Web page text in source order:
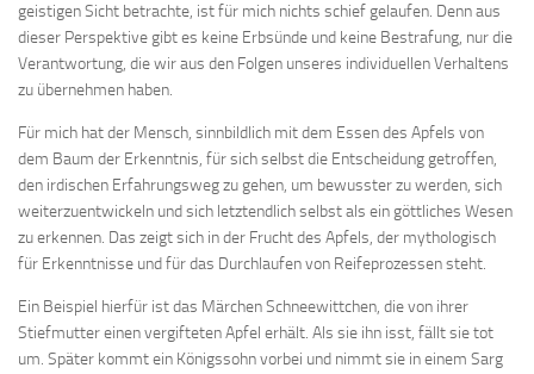
geistigen Sicht betrachte, ist für mich nichts schief gelaufen. Denn aus
dieser Perspektive gibt es keine Erbsünde und keine Bestrafung, nur die
Verantwortung, die wir aus den Folgen unseres individuellen Verhaltens
zu übernehmen haben.
Für mich hat der Mensch, sinnbildlich mit dem Essen des Apfels von
dem Baum der Erkenntnis, für sich selbst die Entscheidung getroffen,
den irdischen Erfahrungsweg zu gehen, um bewusster zu werden, sich
weiterzuentwickeln und sich letztendlich selbst als ein göttliches Wesen
zu erkennen. Das zeigt sich in der Frucht des Apfels, der mythologisch
für Erkenntnisse und für das Durchlaufen von Reifeprozessen steht.
Ein Beispiel hierfür ist das Märchen Schneewittchen, die von ihrer
Stiefmutter einen vergifteten Apfel erhält. Als sie ihn isst, fällt sie tot
um. Später kommt ein Königssohn vorbei und nimmt sie in einem Sarg